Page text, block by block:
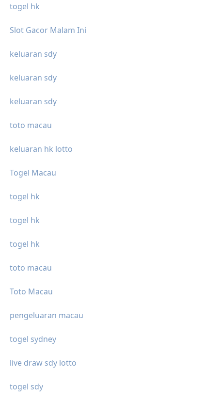
togel hk
Slot Gacor Malam Ini
keluaran sdy
keluaran sdy
keluaran sdy
toto macau
keluaran hk lotto
Togel Macau
togel hk
togel hk
togel hk
toto macau
Toto Macau
pengeluaran macau
togel sydney
live draw sdy lotto
togel sdy